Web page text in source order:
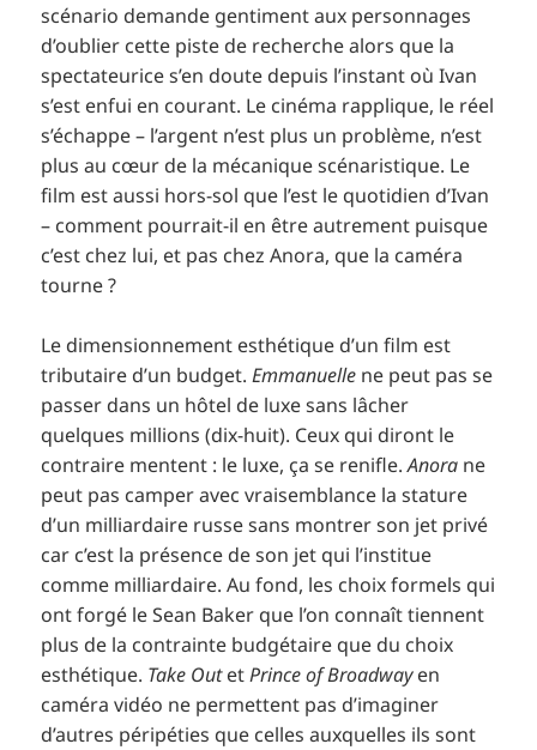
scénario demande gentiment aux personnages
d’oublier cette piste de recherche alors que la
spectateurice s’en doute depuis l’instant où Ivan
s’est enfui en courant. Le cinéma rapplique, le réel
s’échappe – l’argent n’est plus un problème, n’est
plus au cœur de la mécanique scénaristique. Le
film est aussi hors-sol que l’est le quotidien d’Ivan
– comment pourrait-il en être autrement puisque
c’est chez lui, et pas chez Anora, que la caméra
tourne ?
Le dimensionnement esthétique d’un film est
tributaire d’un budget.Emmanuelle ne peut pas se
passer dans un hôtel de luxe sans lâcher
quelques millions (dix-huit). Ceux qui diront le
contraire mentent : le luxe, ça se renifle.Anora ne
peut pas camper avec vraisemblance la stature
d’un milliardaire russe sans montrer son jet privé
car c’est la présence de son jet qui l’institue
comme milliardaire. Au fond, les choix formels qui
ont forgé le Sean Baker que l’on connaît tiennent
plus de la contrainte budgétaire que du choix
esthétique. Take OutetPrince of Broadwayen
caméra vidéo ne permettent pas d’imaginer
d’autres péripéties que celles auxquelles ils sont